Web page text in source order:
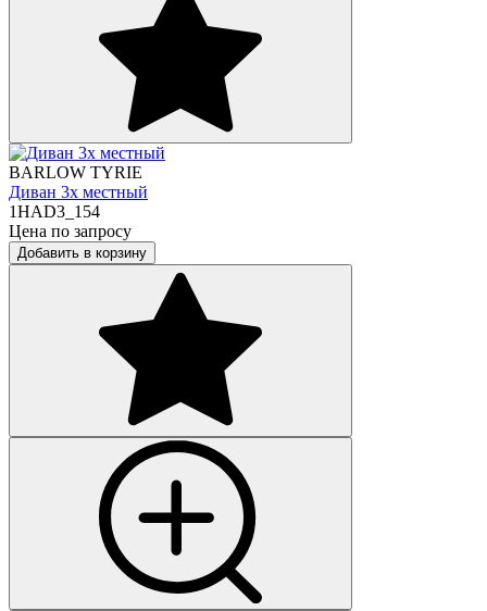
BARLOW TYRIE
Диван 3х местный
1HAD3_154
Цена по запросу
Добавить в корзину